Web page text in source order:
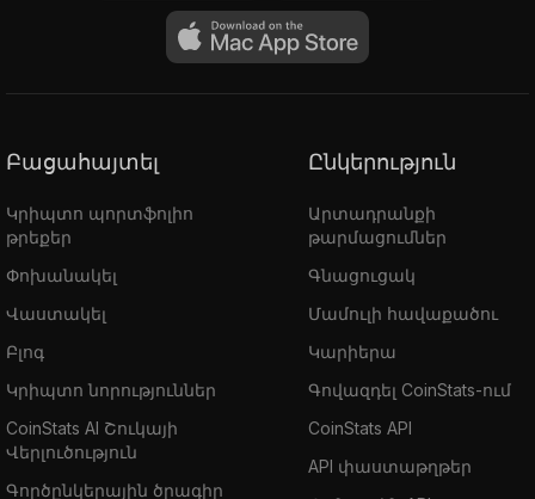
Բացահայտել
Կրիպտո պորտֆոլիո
թրեքեր
Փոխանակել
Վաստակել
Բլոգ
Կրիպտո նորություններ
CoinStats AI Շուկայի
Վերլուծություն
Գործընկերային ծրագիր
Ընկերություն
Արտադրանքի
թարմացումներ
Գնացուցակ
Մամուլի հավաքածու
Կարիերա
Գովազդել CoinStats-ում
CoinStats API
API փաստաթղթեր